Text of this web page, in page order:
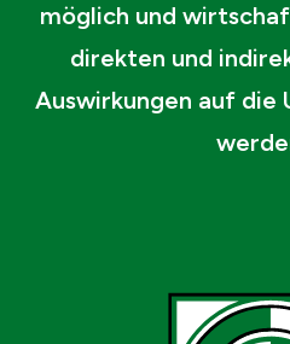
möglich und
direkten und
Auswirkungen auf